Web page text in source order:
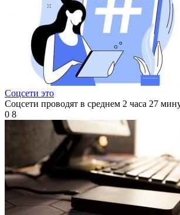
Соцсети это
Соцсети проводят в среднем 2 часа 27
0 8